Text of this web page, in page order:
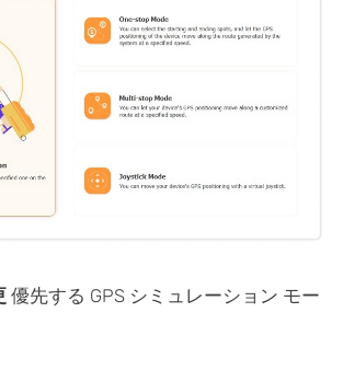
優先する GPS シミュレーション モー